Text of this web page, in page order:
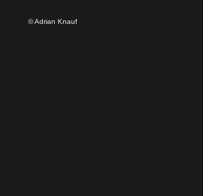
© Adrian Knauf